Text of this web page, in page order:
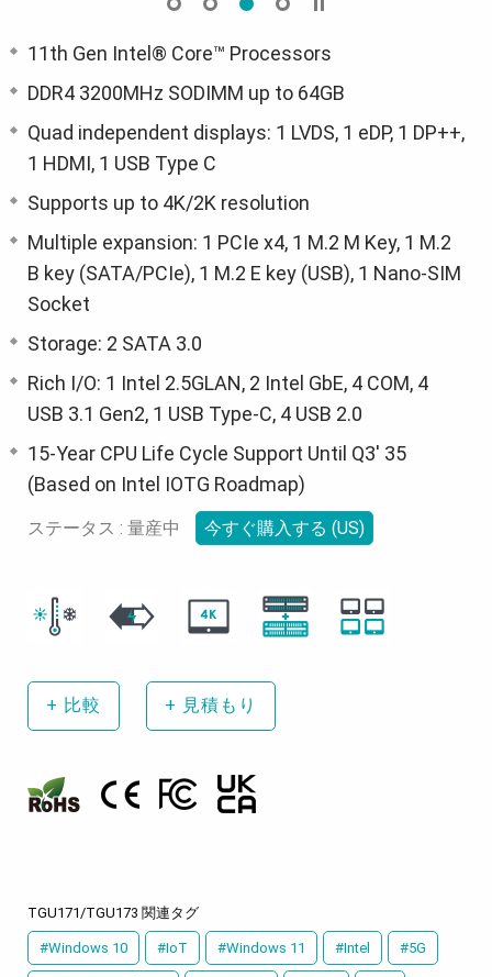
11th Gen Intel® Core™ Processors
DDR4 3200MHz SODIMM up to 64GB
Quad independent displays: 1 LVDS, 1 eDP, 1 DP++,
1 HDMI, 1 USB Type C
Supports up to 4K/2K resolution
Multiple expansion: 1 PCIe x4, 1 M.2 M Key, 1 M.2
B key (SATA/PCIe), 1 M.2 E key (USB), 1 Nano-SIM
Socket
Storage: 2 SATA 3.0
Rich I/O: 1 Intel 2.5GLAN, 2 Intel GbE, 4 COM, 4
USB 3.1 Gen2, 1 USB Type-C, 4 USB 2.0
15-Year CPU Life Cycle Support Until Q3' 35
(Based on Intel IOTG Roadmap)
ステータス : 量産中 今すぐ購入する (US)
+ 比較 + 見積もり
TGU171/TGU173 関連タグ
#Windows 10 #IoT #Windows 11 #Intel #5G